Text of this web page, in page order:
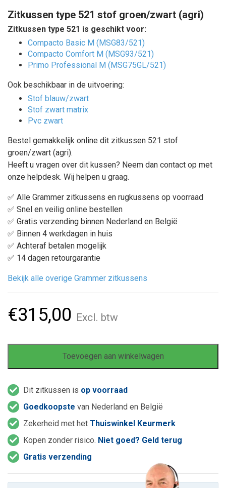
Zitkussen type 521 stof groen/zwart (agri)
Zitkussen type 521 is geschikt voor:
Compacto Basic M (MSG83/521)
Compacto Comfort M (MSG93/521)
Primo Professional M (MSG75GL/521)
Ook beschikbaar in de uitvoering:
Stof blauw/zwart
Stof zwart matrix
Pvc zwart
Bestel gemakkelijk online dit zitkussen 521 stof
groen/zwart (agri).
Heeft u vragen over dit kussen? Neem dan contact op met
onze helpdesk. Wij helpen u graag.
✅ Alle Grammer zitkussens en rugkussens op voorraad
✅ Snel en veilig online bestellen
✅ Gratis verzending binnen Nederland en België
✅ Binnen 4 werkdagen in huis
✅ Achteraf betalen mogelijk
✅ 14 dagen retourgarantie
Bekijk alle overige Grammer zitkussens
€315,00 Excl. btw
Toevoegen aan winkelwagen
Dit zitkussen is op voorraad
Goedkoopste van Nederland en België
Zekerheid met het Thuiswinkel Keurmerk
Kopen zonder risico. Niet goed? Geld terug
Gratis verzending